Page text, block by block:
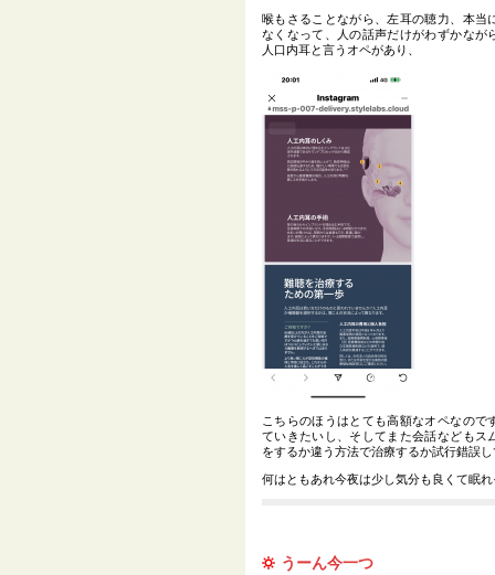
喉もさることながら、左耳の聴力、本当
なくなって、人の話声だけがわずかなが
人口内耳と言うオペがあり、
こちらのほうはとても高額なオペなので
ていきたいし、そしてまた会話などもス
をするか違う方法で治療するか試行錯誤
何はともあれ今夜は少し気分も良くて眠
うーん今一つ